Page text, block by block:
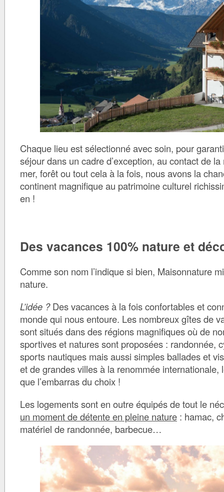
Chaque lieu est sélectionné avec soin, pour
séjour dans un cadre d’exception, au contact de
mer, forêt ou tout cela à la fois, nous avons la
continent magnifique au patrimoine culturel
en !
Des vacances 100% nature et
Comme son nom l’indique si bien, Maisonnature
nature.
L’idée ?Des vacances à la fois confortables et
monde qui nous entoure. Les nombreux gîtes de
sont situés dans des régions magnifiques où de
sportives et natures sont proposées : randonnée,
sports nautiques mais aussi simples ballades et
et de grandes villes à la renommée internationale,
que l’embarras du choix !
Les logements sont en outre équipés de tout le
un moment de détente en pleine nature : hamac,
matériel de randonnée, barbecue…